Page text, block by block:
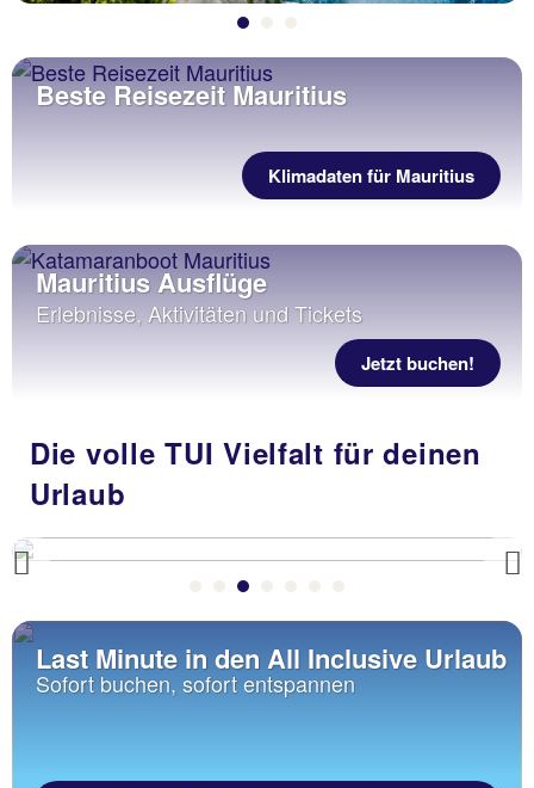
Beste Reisezeit Mauritius
Klimadaten für Mauritius
Mauritius Ausflüge
Erlebnisse, Aktivitäten und Tickets
Jetzt buchen!
Die volle TUI Vielfalt für deinen
Urlaub
Previous
Last Minute in den All Inclusive Urlaub
Sofort buchen, sofort entspannen